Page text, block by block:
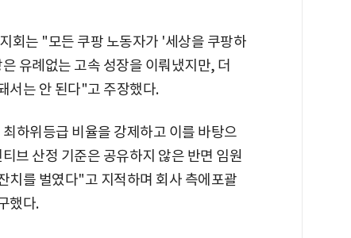
회는 "모든 쿠팡 노동자가 '세상을 쿠팡하
유례없는 고속 성장을 이뤄냈지만, 더
서는 안 된다"고 주장했다.
하위등급 비율을 강제하고 이를 바탕으
브 산정 기준은 공유하지 않은 반면 임원
치를 벌였다"고 지적하며 회사 측에포괄
했다.